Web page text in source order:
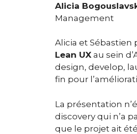
Alicia
Management
Alicia et
Lean UX au sein
design, develop,
fin pour
La présentation
discovery qui n’a
que le projet ait